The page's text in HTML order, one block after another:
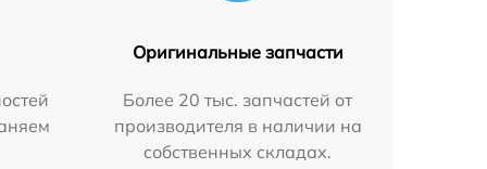
Оригинальные запчасти
Более 20 тыс. запчастей от
производителя в наличии на
собственных складах.